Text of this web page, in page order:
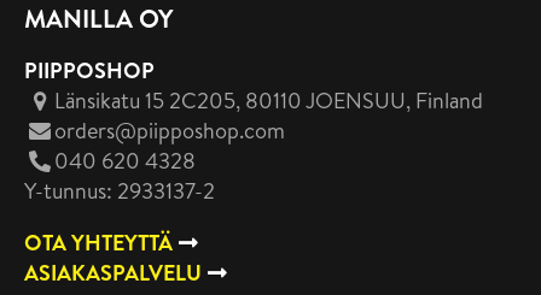
MANILLA OY
PIIPPOSHOP
Länsikatu 15 2C205, 80110 JOENSUU, Finland
orders@piipposhop.com
040 620 4328
Y-tunnus: 2933137-2
OTA YHTEYTTÄ
ASIAKASPALVELU